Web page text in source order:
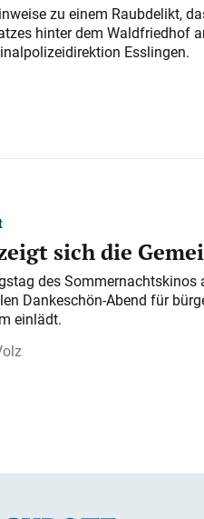
zu einem Raubdelikt,
hinter dem Waldfriedhof
Esslingen.
sich die
des Sommernachtskinos
Dankeschön-Abend für
einlädt.